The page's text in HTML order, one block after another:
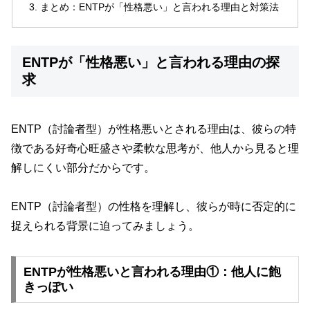
まとめ：ENTPが「性格悪い」と言われる理由と対策法
ENTPが「性格悪い」と言われる理由の探
求
ENTP（討論者型）が性格悪いとされる理由は、彼らの特
徴である好奇心旺盛さや柔軟な思考が、他人から見ると理
解しにくい部分だからです。
ENTP（討論者型）の性格を理解し、彼らが時に否定的に
捉えられる背景に迫ってみましょう。
ENTPが性格悪いと言われる理由①：他人に飽
きっぽい